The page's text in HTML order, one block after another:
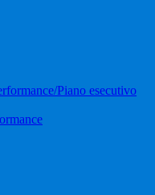
Piano esecutivo